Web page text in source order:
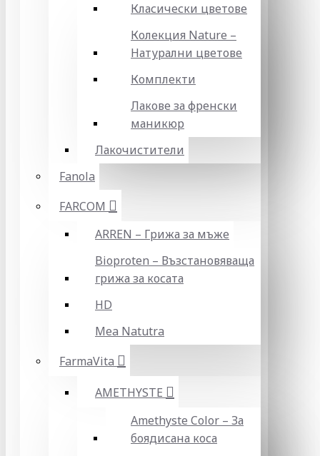
Класически цветове
Колекция Nature –
Натурални цветове
Комплекти
Лакове за френски
маникюр
Лакочистители
Fanola
FARCOM
ARREN – Грижа за мъже
Bioproten – Възстановяваща
грижа за косата
HD
Mea Natutra
FarmaVita
AMETHYSTE
Amethyste Color – За
боядисана коса